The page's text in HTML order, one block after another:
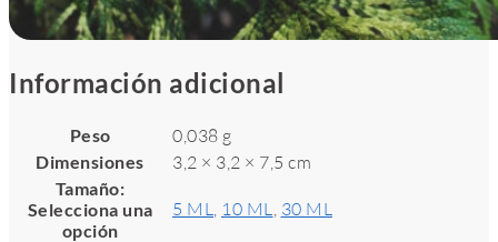
Información adicional
Peso 0,038 g
Dimensiones 3,2 × 3,2 × 7,5 cm
Tamaño:
Selecciona una
opción
5 ML 10 ML 30 ML